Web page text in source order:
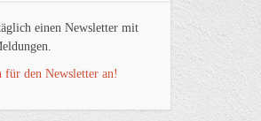
einen Newsletter mit
für den Newsletter an!